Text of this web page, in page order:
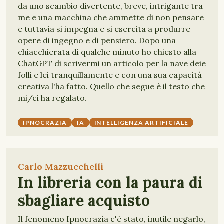
da uno scambio divertente, breve, intrigante tra
me e una macchina che ammette di non pensare
e tuttavia si impegna e si esercita a produrre
opere di ingegno e di pensiero. Dopo una
chiacchierata di qualche minuto ho chiesto alla
ChatGPT di scrivermi un articolo per la nave deie
folli e lei tranquillamente e con una sua capacità
creativa l'ha fatto. Quello che segue è il testo che
mi/ci ha regalato.
IPNOCRAZIA IA INTELLIGENZA ARTIFICIALE
Carlo Mazzucchelli
In libreria con la paura di
sbagliare acquisto
Il fenomeno Ipnocrazia c'è stato, inutile negarlo,